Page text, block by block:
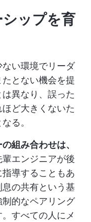
ップを育
い環境でリーダ
とない機会を提
異なり、誤った
ど大きくないた
る。
組み合わせは、
輩エンジニアが後
導することもあ
の共有という基
的なペアリング
すべての人にメ